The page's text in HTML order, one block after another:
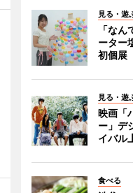
見る・遊
「な
ーター
初個展
見る・遊
映画「
ー」デ
イバル
食べる